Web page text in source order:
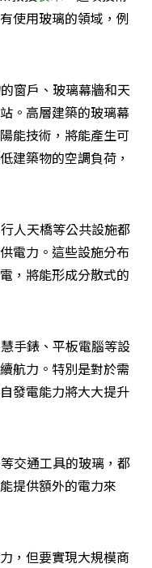
使用玻璃的領域，例
窗戶、玻璃幕牆和天
。高層建築的玻璃幕
能技術，將能產生可
建築物的空調負荷，
人天橋等公共設施都
電力。這些設施分布
，將能形成分散式的
手錶、平板電腦等設
航力。特別是對於需
發電能力將大大提升
交通工具的玻璃，都
提供額外的電力來
，但要實現大規模商